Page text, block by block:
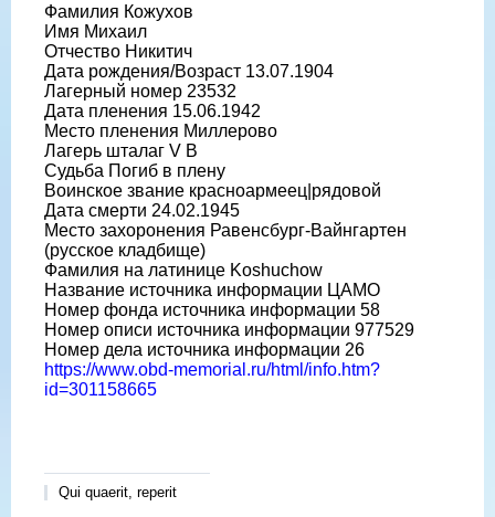
Фамилия Кожухов
Имя Михаил
Отчество Никитич
Дата рождения/Возраст 13.07.1904
Лагерный номер 23532
Дата пленения 15.06.1942
Место пленения Миллерово
Лагерь шталаг V B
Судьба Погиб в плену
Воинское звание красноармеец|рядовой
Дата смерти 24.02.1945
Место захоронения Равенсбург-Вайнгартен
(русское кладбище)
Фамилия на латинице Koshuchow
Название источника информации ЦАМО
Номер фонда источника информации 58
Номер описи источника информации 977529
Номер дела источника информации 26
https://www.obd-memorial.ru/html/info.htm?
id=301158665
Qui quaerit, reperit